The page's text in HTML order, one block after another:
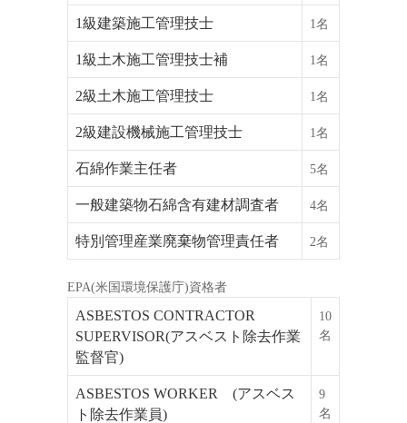
1級建築施工管理技士 1名
1級土木施工管理技士補 1名
2級土木施工管理技士 1名
2級建設機械施工管理技士 1名
石綿作業主任者 5名
一般建築物石綿含有建材調査者 4名
特別管理産業廃棄物管理責任者 2名
EPA(米国環境保護庁)資格者
ASBESTOS CONTRACTOR
SUPERVISOR(アスベスト除去作業
監督官)
10
名
ASBESTOS WORKER (アスベス
ト除去作業員)
9
名